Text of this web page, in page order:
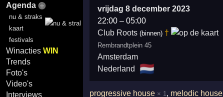
Agenda
nu & straks
kaart
festivals
WinactiesWIN
Trends
Foto's
Video's
Interviews
vrijdag 8 december 2023
22:00– 05:00
Club Roots (binnen) †
Rembrandtplein 45
Amsterdam
Nederland
🇳🇱
progressive house × 1 , melodic house